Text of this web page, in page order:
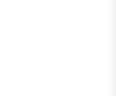
med